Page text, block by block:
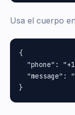
Usa el cuerpo
{
"phone":
"message":